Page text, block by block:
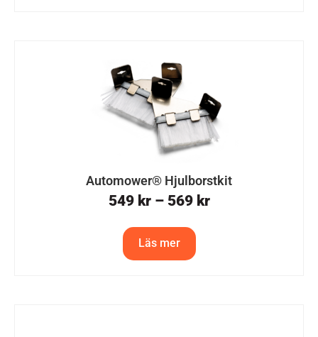
Automower® Hjulborstkit
549 kr – 569 kr
Läs mer